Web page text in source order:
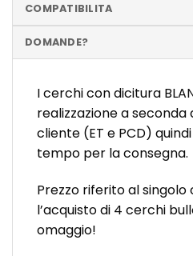
COMPATIBILITA
DOMANDE?
I cerchi con dicitura
realizzazione a
cliente (ET e PCD)
tempo per la consegna.
Prezzo riferito al singolo
l’acquisto di 4 cerchi
omaggio!